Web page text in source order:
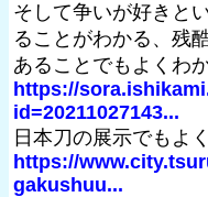
そして争いが好きと
ることがわかる、残
あることでもよくわ
https://
id=20211027143...
日本刀の展示でもよ
https://
gakushuu...